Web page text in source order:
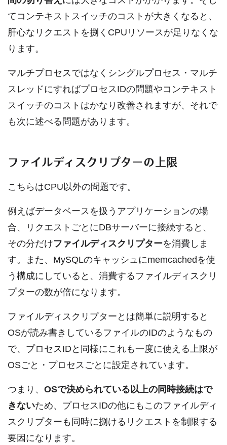
てコンテキストスイッチのコストが大きくなると、
肝心なリクエストを捌くCPUリソースが足りなくな
ります。
マルチプロセスではなくシングルプロセス・マルチ
スレッドにすればプロセスIDの問題やコンテキスト
スイッチのコストはかなり改善されますが、それで
も次に述べる問題があります。
ファイルディスクリプターの上限
こちらはCPU以外の問題です。
例えばデータベースを扱うアプリケーションの場
合、リクエストごとにDBサーバーに接続すると、
その分だけファイルディスクリプターを消費しま
す。また、MySQLのキャッシュにmemcachedを使
う構成にしていると、消費するファイルディスクリ
プターの数が倍になります。
ファイルディスクリプターとは簡単に説明すると
OSが読み書きしているファイルのIDのようなもの
で、プロセスIDと同様にこれも一度に使える上限が
OSごと・プロセスごとに設定されています。
つまり、 OSで決められている以上の同時接続はで
きないため、プロセスIDの他にもこのファイルディ
スクリプターも同時に捌けるリクエストを制限する
要因になります。